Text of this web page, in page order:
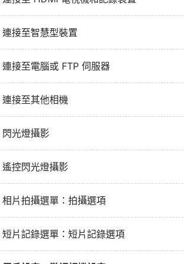
連接至智慧型裝置
連接至電腦或 FTP 伺服器
連接至其他相機
閃光燈攝影
遙控閃光燈攝影
相片拍攝選單：拍攝選項
短片記錄選單：短片記錄選項